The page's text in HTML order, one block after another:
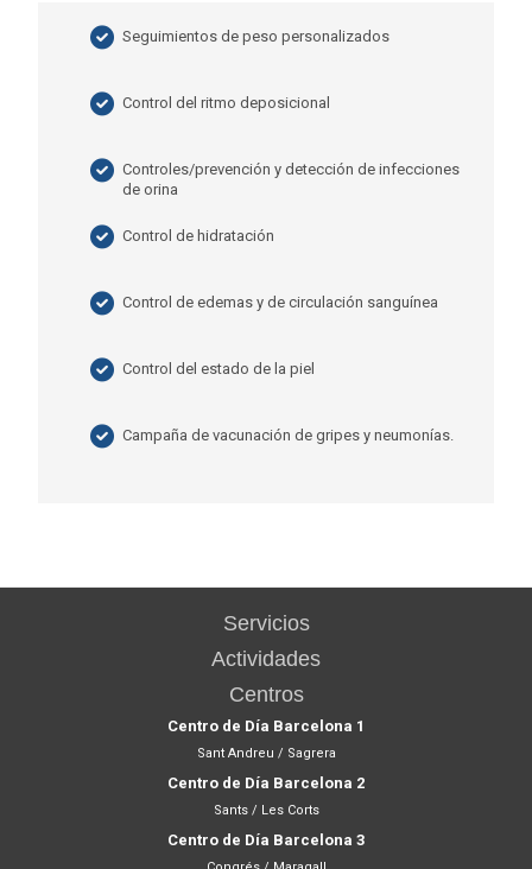
Seguimientos de peso personalizados
Control del ritmo deposicional
Controles/prevención y detección de infecciones
de orina
Control de hidratación
Control de edemas y de circulación sanguínea
Control del estado de la piel
Campaña de vacunación de gripes y neumonías.
Servicios
Actividades
Centros
Centro de Día Barcelona 1
Sant Andreu / Sagrera
Centro de Día Barcelona 2
Sants / Les Corts
Centro de Día Barcelona 3